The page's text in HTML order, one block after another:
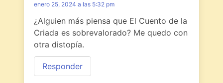
enero 25, 2024 a las 5:32 pm
¿Alguien más piensa que El Cuento de la
Criada es sobrevalorado? Me quedo con
otra distopía.
Responder